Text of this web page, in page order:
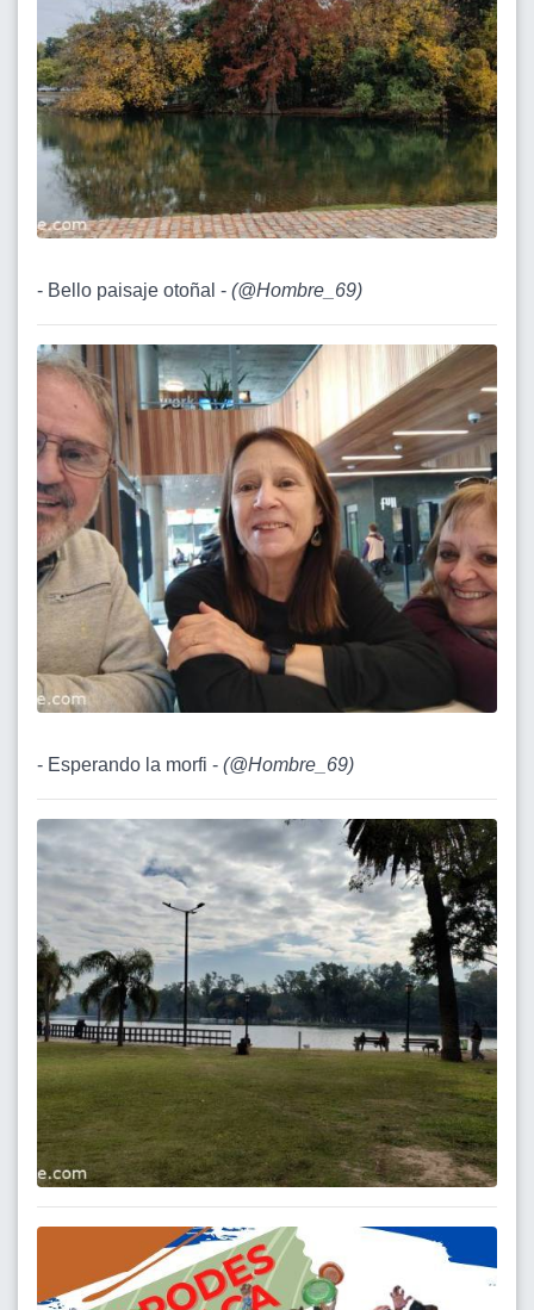
- Bello paisaje otoñal - (@Hombre_69)
- Esperando la morfi - (@Hombre_69)